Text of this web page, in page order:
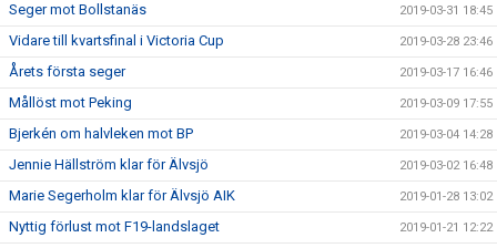
Seger mot Bollstanäs 2019-03-31 18:45
Vidare till kvartsfinal i Victoria Cup 2019-03-28 23:46
Årets första seger 2019-03-17 16:46
Mållöst mot Peking 2019-03-09 17:55
Bjerkén om halvleken mot BP 2019-03-04 14:28
Jennie Hällström klar för Älvsjö 2019-03-02 16:48
Marie Segerholm klar för Älvsjö AIK 2019-01-28 13:02
Nyttig förlust mot F19-landslaget 2019-01-21 12:22